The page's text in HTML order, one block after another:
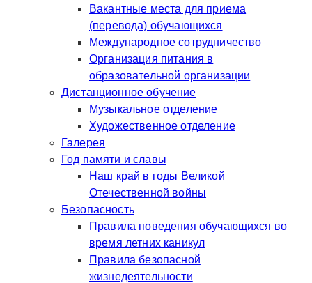
Вакантные места для приема
(перевода) обучающихся
Международное сотрудничество
Организация питания в
образовательной организации
Дистанционное обучение
Музыкальное отделение
Художественное отделение
Галерея
Год памяти и славы
Наш край в годы Великой
Отечественной войны
Безопасность
Правила поведения обучающихся во
время летних каникул
Правила безопасной
жизнедеятельности